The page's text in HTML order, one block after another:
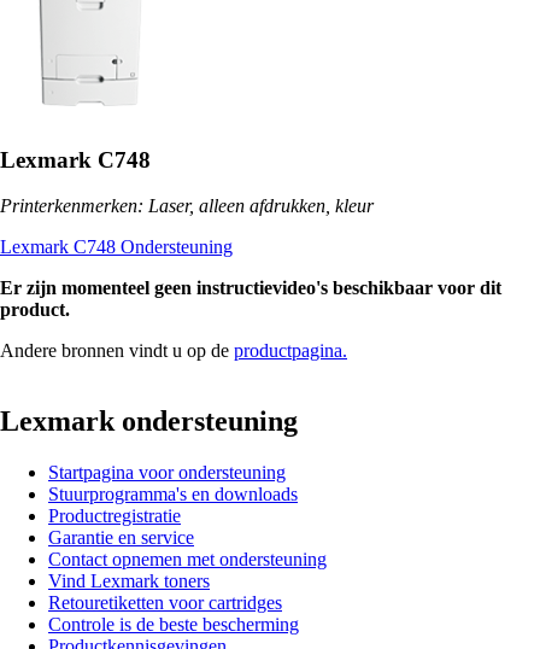
Lexmark C748
Printerkenmerken: Laser, alleen afdrukken, kleur
Lexmark C748 Ondersteuning
Er zijn momenteel geen instructievideo's beschikbaar voor dit
product.
Andere bronnen vindt u op de productpagina.
Lexmark ondersteuning
Startpagina voor ondersteuning
Stuurprogramma's en downloads
Productregistratie
Garantie en service
Contact opnemen met ondersteuning
Vind Lexmark toners
Retouretiketten voor cartridges
Controle is de beste bescherming